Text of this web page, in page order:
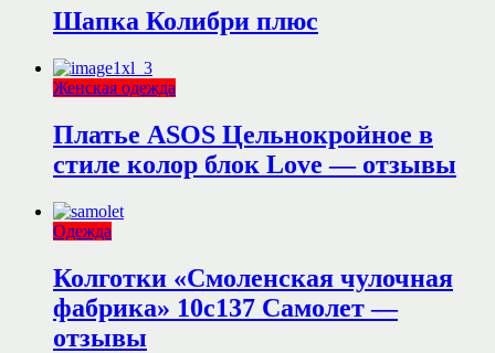
Шапка Колибри плюс
Женская одежда
Платье ASOS Цельнокройное в
стиле колор блок Love — отзывы
Одежда
Колготки «Смоленская чулочная
фабрика» 10с137 Самолет —
отзывы